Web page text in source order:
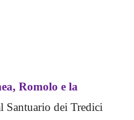
Romolo e la
Santuario dei Tredici